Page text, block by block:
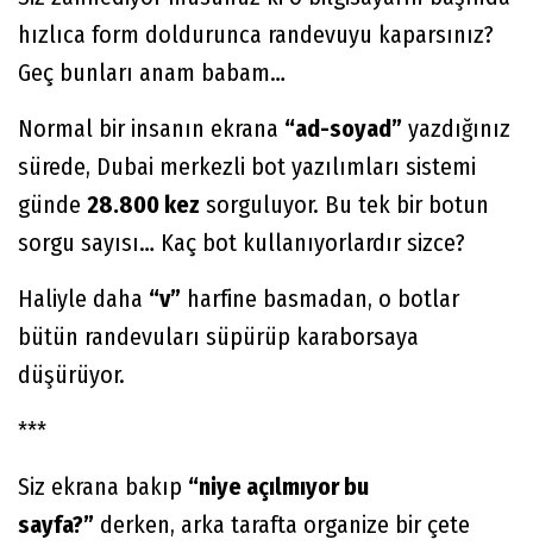
hızlıca form doldurunca randevuyu kaparsınız?
Geç bunları anam babam…
Normal bir insanın ekrana “ad-soyad” yazdığınız
sürede, Dubai merkezli bot yazılımları sistemi
günde 28.800 kez sorguluyor. Bu tek bir botun
sorgu sayısı… Kaç bot kullanıyorlardır sizce?
Haliyle daha “v” harfine basmadan, o botlar
bütün randevuları süpürüp karaborsaya
düşürüyor.
***
Siz ekrana bakıp “niye açılmıyor bu
sayfa?” derken, arka tarafta organize bir çete